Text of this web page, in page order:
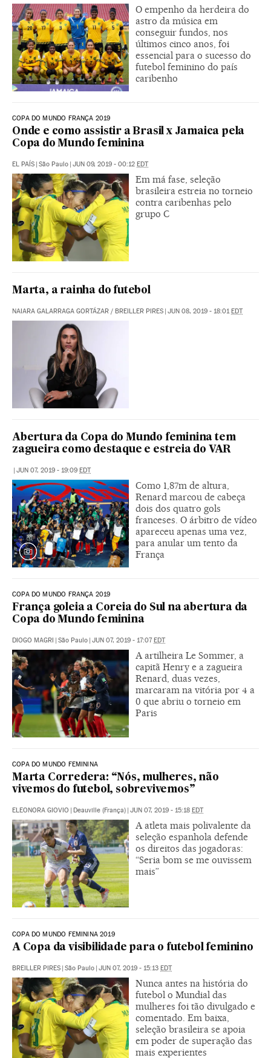
O empenho da herdeira do
astro da música em
conseguir fundos, nos
últimos cinco anos, foi
essencial para o sucesso do
futebol feminino do país
caribenho
COPA DO MUNDO FRANÇA 2019
Onde e como assistir a Brasil x Jamaica pela
Copa do Mundo feminina
EL PAÍS | São Paulo | JUN 09, 2019 - 00:12 EDT
Em má fase, seleção
brasileira estreia no torneio
contra caribenhas pelo
grupo C
Marta, a rainha do futebol
NAIARA GALARRAGA GORTÁZAR / BREILLER PIRES | JUN 08, 2019 - 18:01EDT
Abertura da Copa do Mundo feminina tem
zagueira como destaque e estreia do VAR
| JUN 07, 2019 - 19:09 EDT
Como 1,87m de altura,
Renard marcou de cabeça
dois dos quatro gols
franceses. O árbitro de vídeo
apareceu apenas uma vez,
para anular um tento da
França
COPA DO MUNDO FRANÇA 2019
França goleia a Coreia do Sul na abertura da
Copa do Mundo feminina
DIOGO MAGRI | São Paulo | JUN 07, 2019 - 17:07EDT
A artilheira Le Sommer, a
capitã Henry e a zagueira
Renard, duas vezes,
marcaram na vitória por 4 a
0 que abriu o torneio em
Paris
COPA DO MUNDO FEMININA
Marta Corredera: “Nós, mulheres, não
vivemos do futebol, sobrevivemos”
ELEONORA GIOVIO | Deauville (França) | JUN 07, 2019 - 15:18 EDT
A atleta mais polivalente da
seleção espanhola defende
os direitos das jogadoras:
“Seria bom se me ouvissem
mais”
COPA DO MUNDO FEMININA 2019
A Copa da visibilidade para o futebol feminino
BREILLER PIRES | São Paulo | JUN 07, 2019 - 15:13 EDT
Nunca antes na história do
futebol o Mundial das
mulheres foi tão divulgado e
comentado. Em baixa,
seleção brasileira se apoia
em poder de superação das
mais experientes